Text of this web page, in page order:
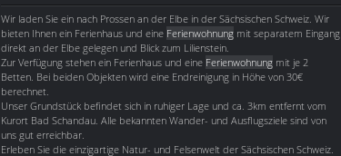
Wir laden Sie ein nach Prossen an der Elbe in der Sächsischen Schweiz. Wir
bieten Ihnen ein Ferienhaus und eine Ferienwohnung mit separatem Eingang
direkt an der Elbe gelegen und Blick zum Lilienstein.
Zur Verfügung stehen ein Ferienhaus und eine Ferienwohnung mit je 2
Betten. Bei beiden Objekten wird eine Endreinigung in Höhe von 30€
berechnet.
Unser Grundstück befindet sich in ruhiger Lage und ca. 3km entfernt vom
Kurort Bad Schandau. Alle bekannten Wander- und Ausflugsziele sind von
uns gut erreichbar.
Erleben Sie die einzigartige Natur- und Felsenwelt der Sächsischen Schweiz.